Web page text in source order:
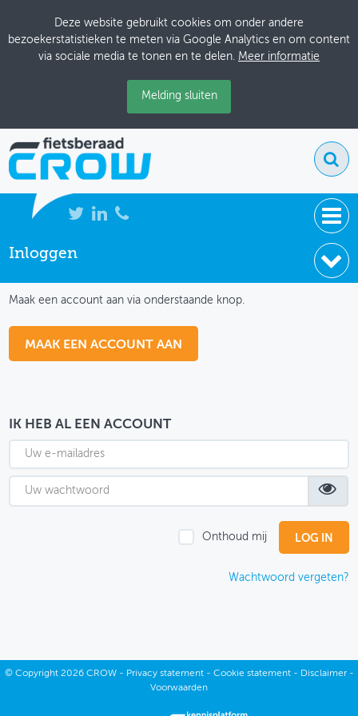
Deze website gebruikt cookies om onder andere
bezoekerstatistieken te meten via Google Analytics en om content
via sociale media te tonen en te delen. Meer informatie
Melding sluiten
NIEUWS
THEMASITES
MIJN PROFIEL
GEBRUIKER
Inloggen
Maak een account aan via onderstaande knop.
MAAK EEN ACCOUNT AAN
IK HEB AL EEN ACCOUNT
Onthoud mij
Wachtwoord vergeten?
© Copyright2026 CROW - Privacy statement- Cookie statement- Disclaimer-
Voorwaarden